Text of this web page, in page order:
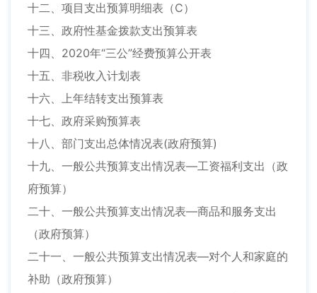
十二、项目支出预算明细表（C）
十三、政府性基金拨款支出预算表
十四、2020年“三公”经费预算公开表
十五、非税收入计划表
十六、上年结转支出预算表
十七、政府采购预算表
十八、部门支出总体情况表(政府预算)
十九、一般公共预算支出情况表—工资福利支出（政
府预算）
二十、一般公共预算支出情况表—商品和服务支出
（政府预算）
二十一、一般公共预算支出情况表—对个人和家庭的
补助（政府预算）